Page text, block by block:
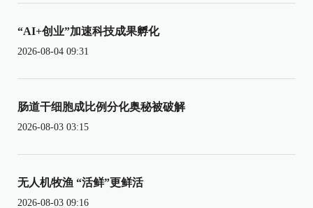
“AI+创业”加速科技成果孵化
2026-08-04 09:31
肠道干细胞成比例分化奥秘被破解
2026-08-03 03:15
无人机牧渔 “活鲜”更鲜活
2026-08-03 09:16